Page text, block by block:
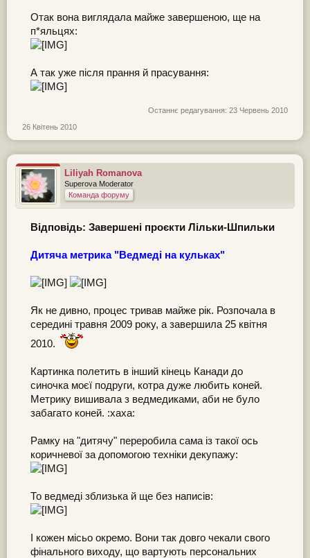
Отак вона виглядала майже завершеною, ще на
п*яльцях:
А так уже після прання й прасування:
Останнє редагування: 23 Червень 2010
26 Квітень 2010
Liliyah Romanova
Superova Moderator
Команда форуму
Відповідь: Завершені проєкти Лільки-Шпильки
Дитяча метрика "Ведмеді на кульках"
Як не дивно, процес тривав майже рік. Розпочала в
середині травня 2009 року, а завершила 25 квітня
2010.
Картинка полетить в інший кінець Канади до
синочка моєї подруги, котра дуже любить коней.
Метрику вишивала з ведмедиками, аби не було
забагато коней. :xaxa:
Рамку на "дитячу" переробила сама із такої ось
коричневої за допомогою техніки декупажу:
То ведмеді зблизька й ще без написів:
І кожен місьо окремо. Вони так довго чекали свого
фінального виходу, що вартують персональних